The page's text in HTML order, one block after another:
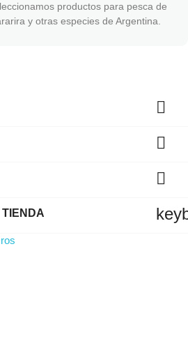
productos para pesca de
y otras especies de Argentina.



TIENDA